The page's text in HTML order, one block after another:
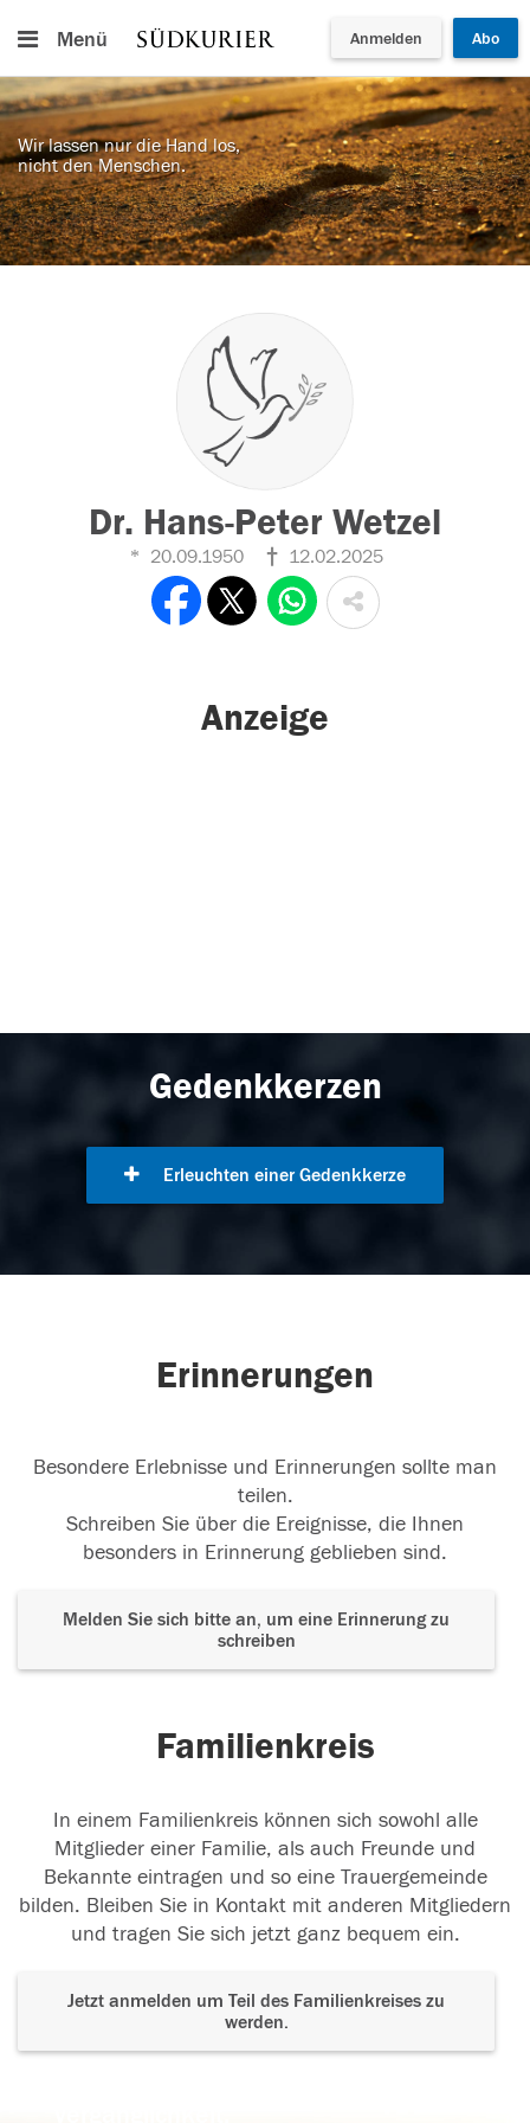
Menü Anmelden Abo
Wir lassen nur die Hand los,
nicht den Menschen.
Dr. Hans-Peter Wetzel
20.09.1950 12.02.2025
Anzeige
Gedenkkerzen
Erleuchten einer Gedenkkerze
Erinnerungen
Besondere Erlebnisse und Erinnerungen sollte man
teilen.
Schreiben Sie über die Ereignisse, die Ihnen
besonders in Erinnerung geblieben sind.
Melden Sie sich bitte an, um eine Erinnerung zu
schreiben
Familienkreis
In einem Familienkreis können sich sowohl alle
Mitglieder einer Familie, als auch Freunde und
Bekannte eintragen und so eine Trauergemeinde
bilden. Bleiben Sie in Kontakt mit anderen Mitgliedern
und tragen Sie sich jetzt ganz bequem ein.
Jetzt anmelden um Teil des Familienkreises zu
werden.